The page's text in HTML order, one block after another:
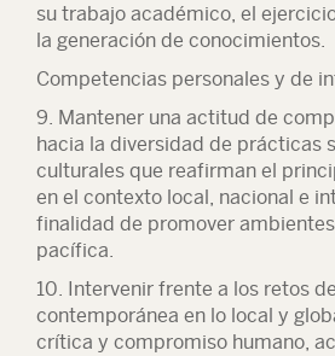
su trabajo académico, el
la generación de conocimientos.
Competencias personales y de
9. Mantener una actitud de
hacia la diversidad de prácticas
culturales que reafirman el
en el contexto local, nacional e
finalidad de promover
pacífica.
10. Intervenir frente a los retos
contemporánea en lo local y
crítica y compromiso humano,